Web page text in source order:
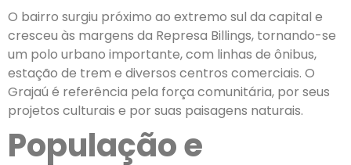
O bairro surgiu próximo ao extremo sul da capital e
cresceu às margens da Represa Billings, tornando-se
um polo urbano importante, com linhas de ônibus,
estação de trem e diversos centros comerciais. O
Grajaú é referência pela força comunitária, por seus
projetos culturais e por suas paisagens naturais.
População e